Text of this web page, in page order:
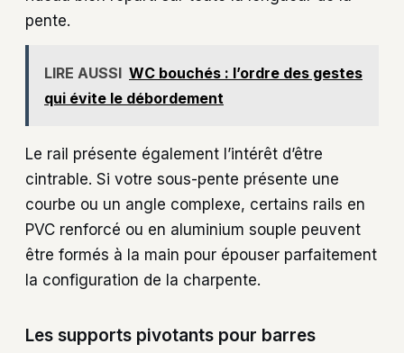
pente.
LIRE AUSSI WC bouchés : l’ordre des gestes
qui évite le débordement
Le rail présente également l’intérêt d’être
cintrable. Si votre sous-pente présente une
courbe ou un angle complexe, certains rails en
PVC renforcé ou en aluminium souple peuvent
être formés à la main pour épouser parfaitement
la configuration de la charpente.
Les supports pivotants pour barres